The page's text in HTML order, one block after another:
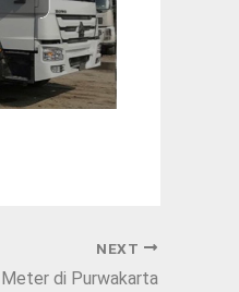
NEXT
di Purwakarta